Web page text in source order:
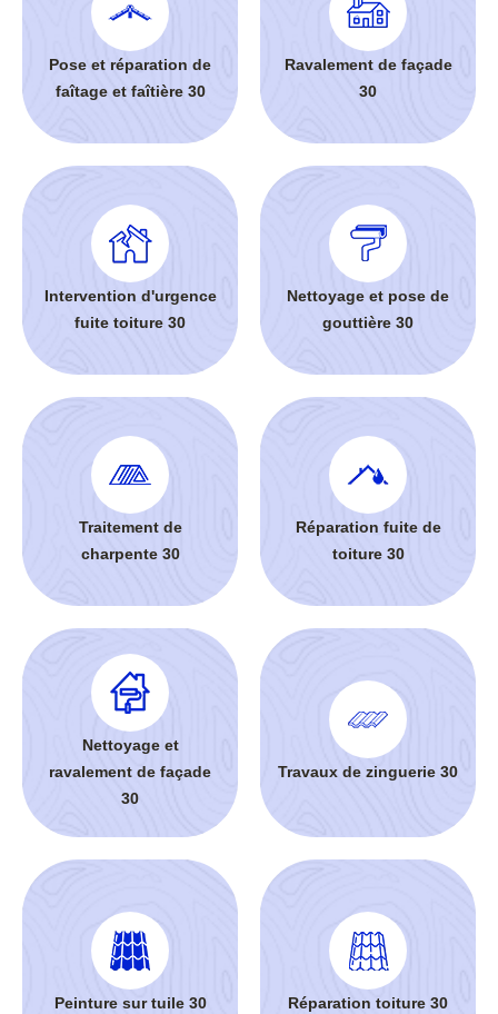
Pose et réparation de
faîtage et faîtière 30
Ravalement de façade
30
Intervention d'urgence
fuite toiture 30
Nettoyage et pose de
gouttière 30
Traitement de
charpente 30
Réparation fuite de
toiture 30
Nettoyage et
ravalement de façade
30
Travaux de zinguerie 30
Peinture sur tuile 30 Réparation toiture 30